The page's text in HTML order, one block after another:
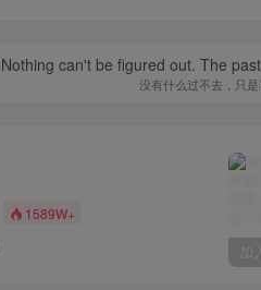
Nothing can't be figured out. The
没有什么过不去，只
1589W+